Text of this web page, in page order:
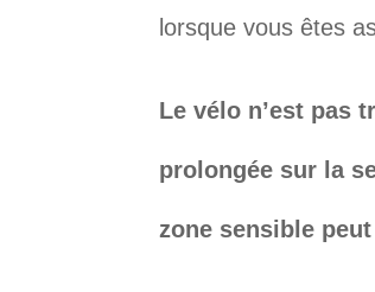
lorsque vous êtes
Le vélo n’est pas
prolongée sur la
zone sensible